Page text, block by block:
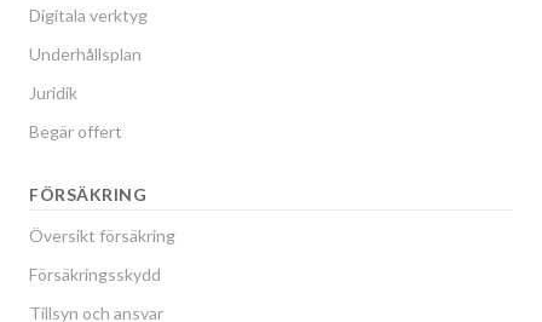
Digitala verktyg
Underhållsplan
Juridik
Begär offert
FÖRSÄKRING
Översikt försäkring
Försäkringsskydd
Tillsyn och ansvar